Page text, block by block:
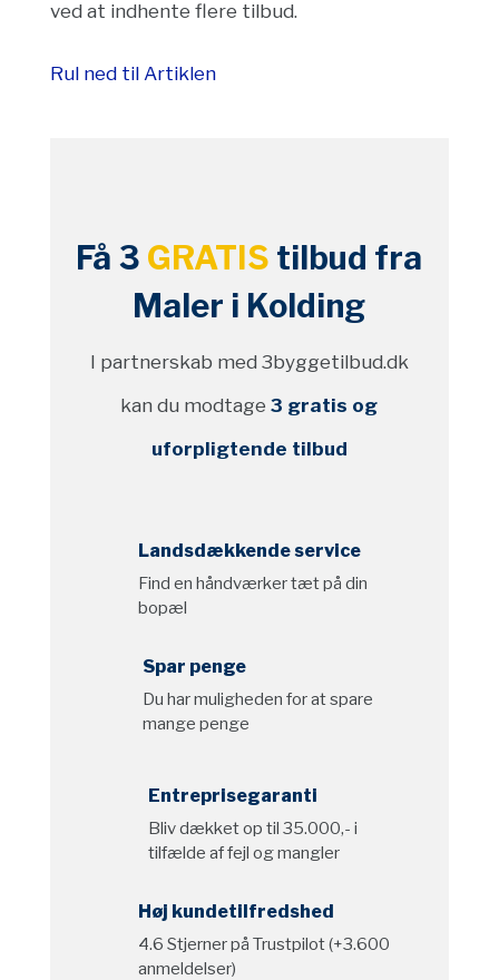
ved at indhente flere tilbud.
Rul ned til Artiklen
Få 3 GRATIS tilbud fra
Maler i Kolding
I partnerskab med 3byggetilbud.dk
kan du modtage3 gratis og
uforpligtende tilbud
Landsdækkende service
Find en håndværker tæt på din
bopæl
Spar penge
Du har muligheden for at spare
mange penge
Entreprisegaranti
Bliv dækket op til 35.000,- i
tilfælde af fejl og mangler
Høj kundetilfredshed
4.6 Stjerner på Trustpilot (+3.600
anmeldelser)